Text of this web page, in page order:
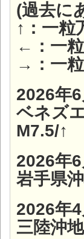
(過去に
↑：一粒
←：一
→：一
2026年6
ベネズ
M7.5/↑
2026年6
岩手県
2026年4
三陸沖